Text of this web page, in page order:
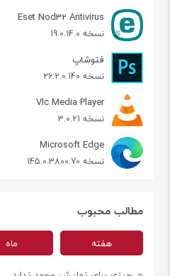
Eset Nod32 Antivirus
نسخه 19.0.14.0
فتوشاپ
نسخه 26.2.0.140
Vlc Media Player
نسخه 3.0.21
Microsoft Edge
نسخه 145.0.3800.70
مطالب محبوب
هفته ماه